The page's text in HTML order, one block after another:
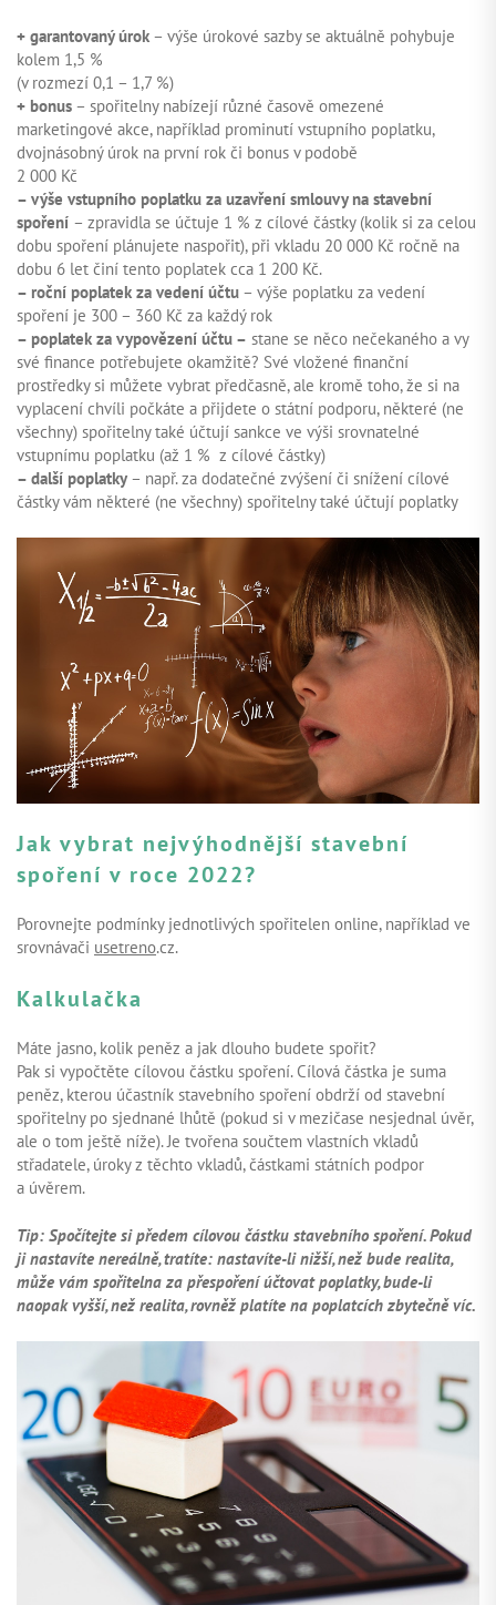
+ garantovaný úrok – výše úrokové sazby se aktuálně pohybuje
kolem 1,5 %
(v rozmezí 0,1 – 1,7 %)
+ bonus – spořitelny nabízejí různé časově omezené
marketingové akce, například prominutí vstupního poplatku,
dvojnásobný úrok na první rok či bonus v podobě
2 000 Kč
– výše vstupního poplatku za uzavření smlouvy na stavební
spoření – zpravidla se účtuje 1 % z cílové částky (kolik si za celou
dobu spoření plánujete naspořit), při vkladu 20 000 Kč ročně na
dobu 6 let činí tento poplatek cca 1 200 Kč.
– roční poplatek za vedení účtu – výše poplatku za vedení
spoření je 300 – 360 Kč za každý rok
– poplatek za vypovězení účtu – stane se něco nečekaného a vy
své finance potřebujete okamžitě? Své vložené finanční
prostředky si můžete vybrat předčasně, ale kromě toho, že si na
vyplacení chvíli počkáte a přijdete o státní podporu, některé (ne
všechny) spořitelny také účtují sankce ve výši srovnatelné
vstupnímu poplatku (až 1 % z cílové částky)
– další poplatky – např. za dodatečné zvýšení či snížení cílové
částky vám některé (ne všechny) spořitelny také účtují poplatky
Jak vybrat nejvýhodnější stavební
spoření v roce 2022?
Porovnejte podmínky jednotlivých spořitelen online, například ve
srovnávači usetreno.cz.
Kalkulačka
Máte jasno, kolik peněz a jak dlouho budete spořit?
Pak si vypočtěte cílovou částku spoření. Cílová částka je suma
peněz, kterou účastník stavebního spoření obdrží od stavební
spořitelny po sjednané lhůtě (pokud si v mezičase nesjednal úvěr,
ale o tom ještě níže). Je tvořena součtem vlastních vkladů
střadatele, úroky z těchto vkladů, částkami státních podpor
a úvěrem.
Tip: Spočítejte si předem cílovou částku stavebního spoření. Pokud
ji nastavíte nereálně, tratíte: nastavíte-li nižší, než bude realita,
může vám spořitelna za přespoření účtovat poplatky, bude-li
naopak vyšší, než realita, rovněž platíte na poplatcích zbytečně víc.